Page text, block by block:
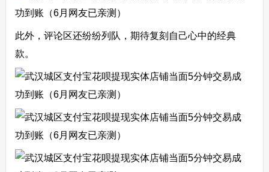
此外，评论区还纷纷列队，期待复刻自己心中的经典
款。